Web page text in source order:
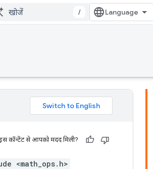
/
कॉन्टेंट से आपको मदद मिली?
<math_ops.h>